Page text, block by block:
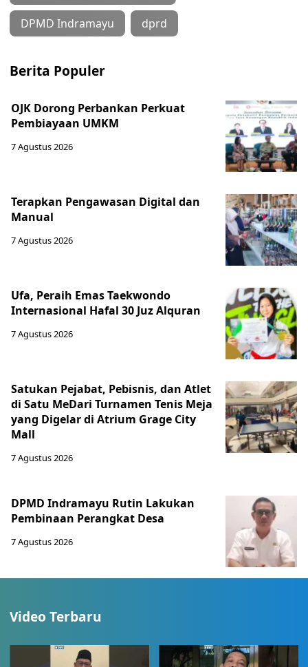
DPMD Indramayu dprd
Berita Populer
OJK Dorong Perbankan Perkuat
Pembiayaan UMKM
7 Agustus 2026
Terapkan Pengawasan Digital dan
Manual
7 Agustus 2026
Ufa, Peraih Emas Taekwondo
Internasional Hafal 30 Juz Alquran
7 Agustus 2026
Satukan Pejabat, Pebisnis, dan Atlet
di Satu MeDari Turnamen Tenis Meja
yang Digelar di Atrium Grage City
Mall
7 Agustus 2026
DPMD Indramayu Rutin Lakukan
Pembinaan Perangkat Desa
7 Agustus 2026
Video Terbaru